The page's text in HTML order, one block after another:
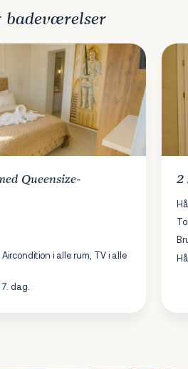
badeværelser
Queensize-
i alle rum, TV i alle
dag.
2